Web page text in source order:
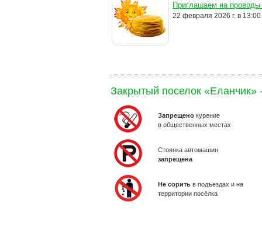
Приглашаем на
22 февраля 2026 г. в 13:00
Закрытый поселок «Еланчик»
Запрещено курение
в общественных местах
Стоянка автомашин
запрещена
Не сорить в подъездах и на
территории посёлка